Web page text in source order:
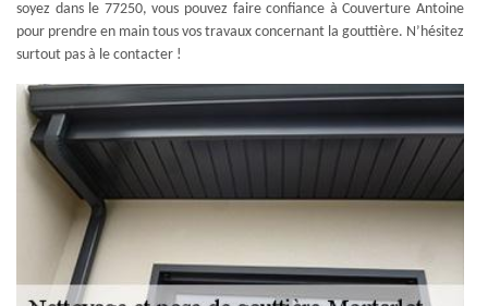
soyez dans le 77250, vous pouvez faire confiance à Couverture Antoine
pour prendre en main tous vos travaux concernant la gouttière. N’hésitez
surtout pas à le contacter !